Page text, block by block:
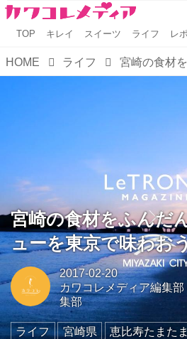
TOP キレイ スイーツ ライフ レ
HOME ライフ
宮崎の食材をふんだ
ューを東京で味わお
2017-02-20
カワコレメディア編集部
集部
ライフ 宮崎県 恵比寿たまたま